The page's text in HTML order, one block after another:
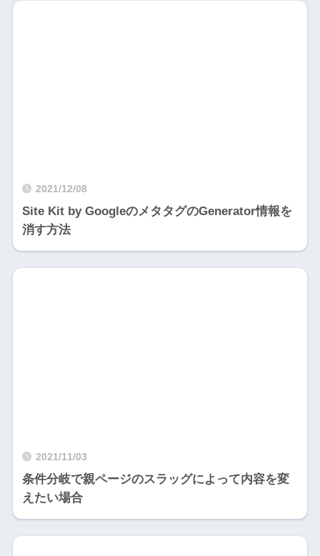
2021/12/08
Site Kit by GoogleのメタタグのGenerator情報を
消す方法
2021/11/03
条件分岐で親ページのスラッグによって内容を変
えたい場合